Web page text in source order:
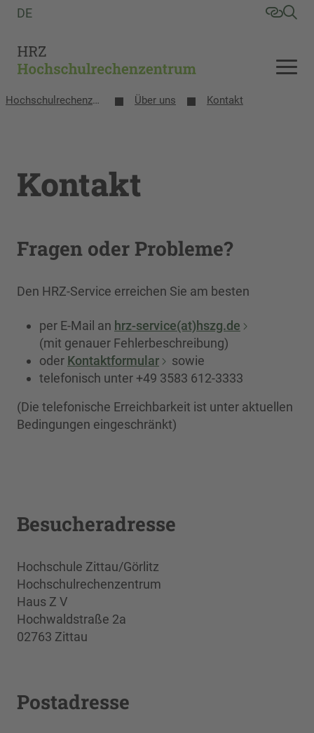
DE
Hochschulrechenzentrum Über uns Kontakt
Kontakt
Fragen oder Probleme?
Den HRZ-Service erreichen Sie am besten
per E-Mail an hrz-service(at)hszg.de
(mit genauer Fehlerbeschreibung)
oder Kontaktformular
sowie
telefonisch unter +49 3583 612-3333
(Die telefonische Erreichbarkeit ist unter aktuellen
Bedingungen eingeschränkt)
Besucheradresse
Hochschule Zittau/Görlitz
Hochschulrechenzentrum
Haus Z V
Hochwaldstraße 2a
02763 Zittau
Postadresse